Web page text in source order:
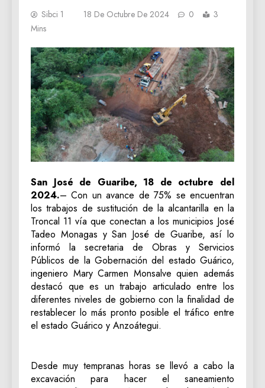
Sibci 1 18 De Octubre De 2024 0
3
Mins
San José de Guaribe, 18 de octubre del
2024.– Con un avance de 75% se encuentran
los trabajos de sustitución de la alcantarilla en la
Troncal 11 vía que conectan a los municipios José
Tadeo Monagas y San José de Guaribe, así lo
informó la secretaria de Obras y Servicios
Públicos de la Gobernación del estado Guárico,
ingeniero Mary Carmen Monsalve quien además
destacó que es un trabajo articulado entre los
diferentes niveles de gobierno con la finalidad de
restablecer lo más pronto posible el tráfico entre
el estado Guárico y Anzoátegui.
Desde muy tempranas horas se llevó a cabo la
excavación para hacer el saneamiento